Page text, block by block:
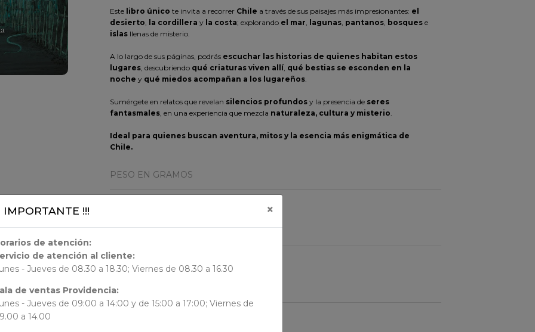
Este libro único te invita a recorrer Chile a través de sus paisajes más impresionantes: el
desierto
la cordillera y la costa; explorando el mar lagunas, pantanos, bosquese
islasllenas de misterio.
A lo largo de sus páginas, podrás escuchar las historias de quienes habitan estos
lugares, descubriendo qué criaturas viven allí, qué bestias se esconden en la
noche y qué miedos acompañan a los lugareños.
Sumérgete en relatos que revelan silencios profundosy la presencia de seres
fantasmales, en una experiencia que mezcla naturaleza, cultura y misterio
Ideal para quienes buscan aventura, mitos y la esencia más enigmática de
Chile.
PESO EN GRAMOS
DIMENSION
29.5x25.7x1.14
ORIGEN
IMPORTANTE !!! ×
de atención:
de atención al cliente:
- Jueves de 08.30 a 18.30; Viernes de 08.30 a 16.30
de ventas Providencia:
- Jueves de 09:00 a 14:00 y de 15:00 a 17:00; Viernes de
a 14.00